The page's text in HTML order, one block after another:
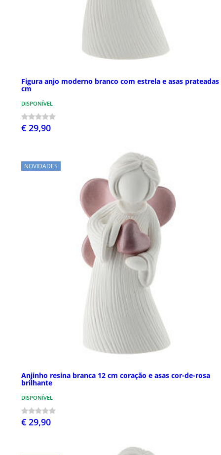
Figura anjo moderno branco com estrela e asas prateadas
cm
DISPONÍVEL
€ 29,90
NOVIDADES
Anjinho resina branca 12 cm coração e asas cor-de-rosa
brilhante
DISPONÍVEL
€ 29,90